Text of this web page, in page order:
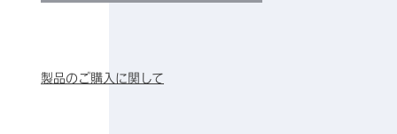
製品のご購入に関して